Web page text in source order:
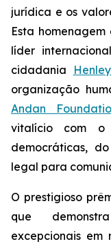
jurídica e os
Esta
líder
cidadania
organização
Andan
vitalício com o
democráticas,
legal para
O prestigioso
que
excepcionais